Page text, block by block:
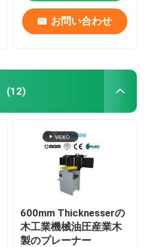
お問い合わせ
(12)
600mm Thicknesserの
木工業機械油圧産業木
製のプレーナー